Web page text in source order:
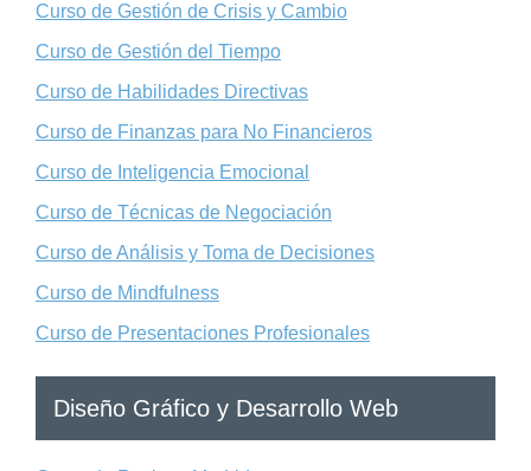
Curso de Gestión de Crisis y Cambio
Curso de Gestión del Tiempo
Curso de Habilidades Directivas
Curso de Finanzas para No Financieros
Curso de Inteligencia Emocional
Curso de Técnicas de Negociación
Curso de Análisis y Toma de Decisiones
Curso de Mindfulness
Curso de Presentaciones Profesionales
Diseño Gráfico y Desarrollo Web